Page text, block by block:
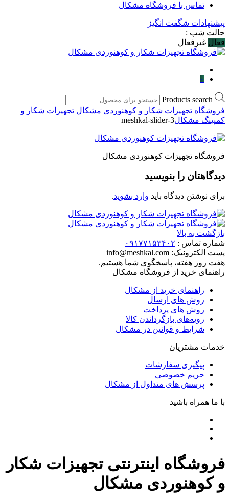
تماس با فروشگاه مشکال
پیشنهادات شگفت انگیز
حالت شب :
فعال غیرفعال
۰
Products search
فروشگاه تجهیزات شکار و کوهنوردی مشکال تجهیزات شکار و
کمپینگ مشکالmeshkal-slider-3
فروشگاه تجهیزات کوهنوردی مشکال
دیدگاهتان را بنویسید
برای نوشتن دیدگاه باید وارد بشوید.
بازگشت به بالا
شماره تماس : ۰۹۱۷۷۱۵۳۴۰۲
پست الکترونیک: info@meshkal.com
هفت روز هفته، پاسخگوی شما هستیم.
راهنمای خرید از فروشگاه مشکال
راهنمای خرید از مشکال
روش های ارسال
روش های پرداخت
رویه‌های بازگرداندن کالا
شرایط و قوانین در مشکال
خدمات مشتریان
پیگیری سفارشات
حریم خصوصی
پرسش های متداول از مشکال
با ما همراه باشید
فروشگاه اینترنتی تجهیزات شکار
و کوهنوردی مشکال